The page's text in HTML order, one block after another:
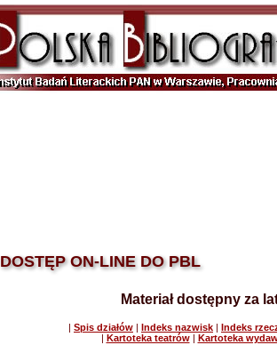
DOSTĘP ON-LINE DO PBL
Materiał dostępny za
| Spis działów | Indeks nazwisk | Indeks
| Kartoteka teatrów| Kartoteka